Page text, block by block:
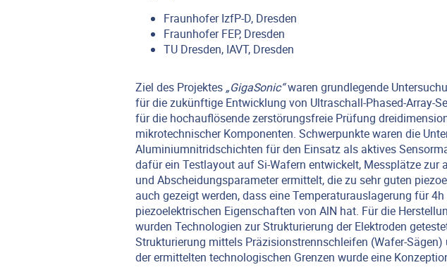
Fraunhofer IzfP-D, Dresden
Fraunhofer FEP, Dresden
TU Dresden, IAVT, Dresden
Ziel des Projektes „GigaSonic“waren grundlegende
für die zukünftige Entwicklung von Ultraschall-Phased-Array-
für die hochauflösende zerstörungsfreie Prüfung
mikrotechnischer Komponenten. Schwerpunkte waren die
Aluminiumnitridschichten für den Einsatz als aktives
dafür ein Testlayout auf Si-Wafern entwickelt, Messplätze
und Abscheidungsparameter ermittelt, die zu sehr guten
auch gezeigt werden, dass eine Temperaturauslagerung für
piezoelektrischen Eigenschaften von AlN hat. Für die
wurden Technologien zur Strukturierung der Elektroden
Strukturierung mittels Präzisionstrennschleifen (Wafer-
der ermittelten technologischen Grenzen wurde eine